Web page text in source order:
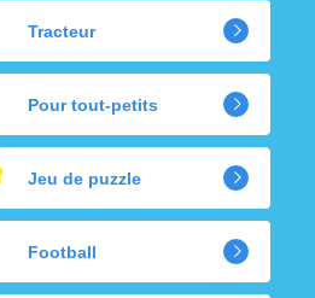
Tracteur
Pour tout-petits
Jeu de puzzle
Football